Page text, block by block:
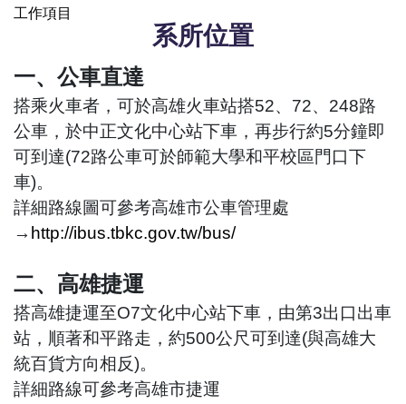
工作項目
系所位置
一、公車直達
搭乘火車者，可於高雄火車站搭52、72、248路
公車，於中正文化中心站下車，再步行約5分鐘即
可到達(72路公車可於師範大學和平校區門口下
車)。
詳細路線圖可參考高雄市公車管理處
→ http://ibus.tbkc.gov.tw/bus/
二、高雄捷運
搭高雄捷運至O7文化中心站下車，由第3出口出車
站，順著和平路走，約500公尺可到達(與高雄大
統百貨方向相反)。
詳細路線可參考高雄市捷運